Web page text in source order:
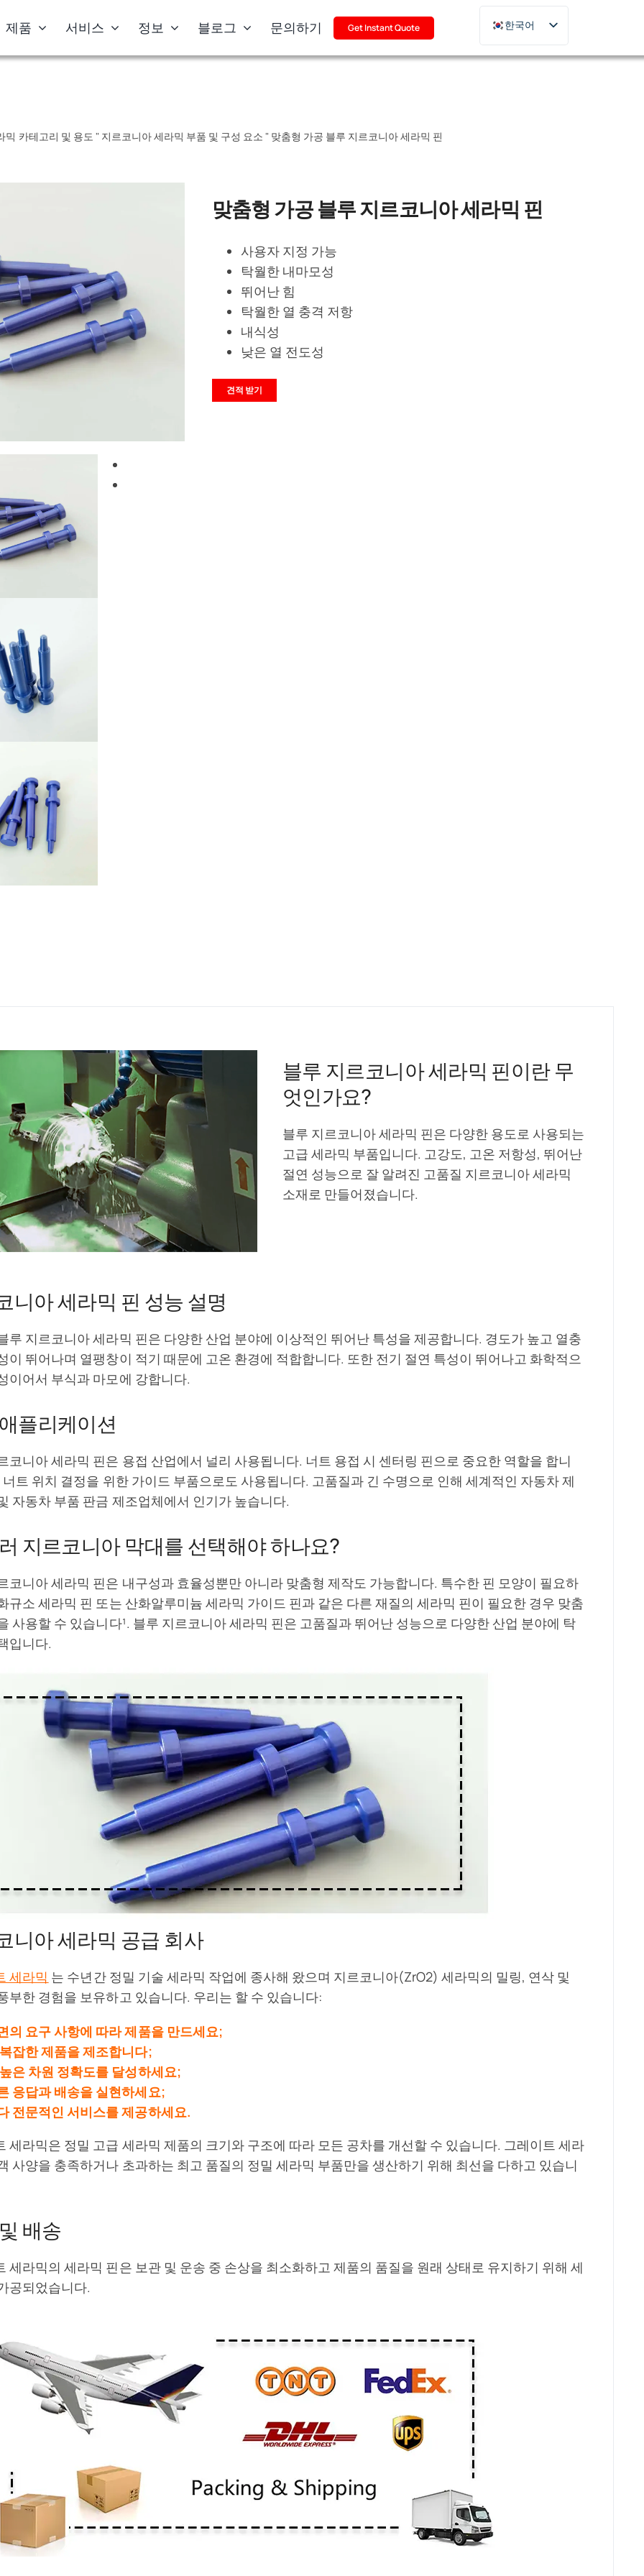
제품 서비스 정보 블로그 문의하기 Get Instant Quote
한국어
English
Italiano
믹 카테고리 및 용도 " 지르코니아 세라믹 부품 및 구성 요소 " 맞춤형 가공 블루 지르코니아 세라믹 핀
맞춤형 가공 블루 지르코니아 세라믹 핀
사용자 지정 가능
탁월한 내마모성
뛰어난 힘
탁월한 열 충격 저항
내식성
낮은 열 전도성
견적 받기
블루 지르코니아 세라믹 핀이란 무
엇인가요?
블루 지르코니아 세라믹 핀은 다양한 용도로 사용되는
고급 세라믹 부품입니다. 고강도, 고온 저항성, 뛰어난
절연 성능으로 잘 알려진 고품질 지르코니아 세라믹
소재로 만들어졌습니다.
니아 세라믹 핀 성능 설명
루 지르코니아 세라믹 핀은 다양한 산업 분야에 이상적인 뛰어난 특성을 제공합니다. 경도가 높고 열충
이 뛰어나며 열팽창이 적기 때문에 고온 환경에 적합합니다. 또한 전기 절연 특성이 뛰어나고 화학적으
이어서 부식과 마모에 강합니다.
플리케이션
코니아 세라믹 핀은 용접 산업에서 널리 사용됩니다. 너트 용접 시 센터링 핀으로 중요한 역할을 합니
트 위치 결정을 위한 가이드 부품으로도 사용됩니다. 고품질과 긴 수명으로 인해 세계적인 자동차 제
자동차 부품 판금 제조업체에서 인기가 높습니다.
지르코니아 막대를 선택해야 하나요?
코니아 세라믹 핀은 내구성과 효율성뿐만 아니라 맞춤형 제작도 가능합니다. 특수한 핀 모양이 필요하
규소 세라믹 핀 또는 산화알루미늄 세라믹 가이드 핀과 같은 다른 재질의 세라믹 핀이 필요한 경우 맞춤
사용할 수 있습니다¹. 블루 지르코니아 세라믹 핀은 고품질과 뛰어난 성능으로 다양한 산업 분야에 탁
입니다.
니아 세라믹 공급 회사
세라믹 는 수년간 정밀 기술 세라믹 작업에 종사해 왔으며 지르코니아(ZrO2) 세라믹의 밀링, 연삭 및
부한 경험을 보유하고 있습니다. 우리는 할 수 있습니다:
의 요구 사항에 따라 제품을 만드세요;
잡한 제품을 제조합니다;
은 차원 정확도를 달성하세요;
응답과 배송을 실현하세요;
전문적인 서비스를 제공하세요.
세라믹은 정밀 고급 세라믹 제품의 크기와 구조에 따라 모든 공차를 개선할 수 있습니다. 그레이트 세라
사양을 충족하거나 초과하는 최고 품질의 정밀 세라믹 부품만을 생산하기 위해 최선을 다하고 있습니
배송
세라믹의 세라믹 핀은 보관 및 운송 중 손상을 최소화하고 제품의 품질을 원래 상태로 유지하기 위해 세
공되었습니다.